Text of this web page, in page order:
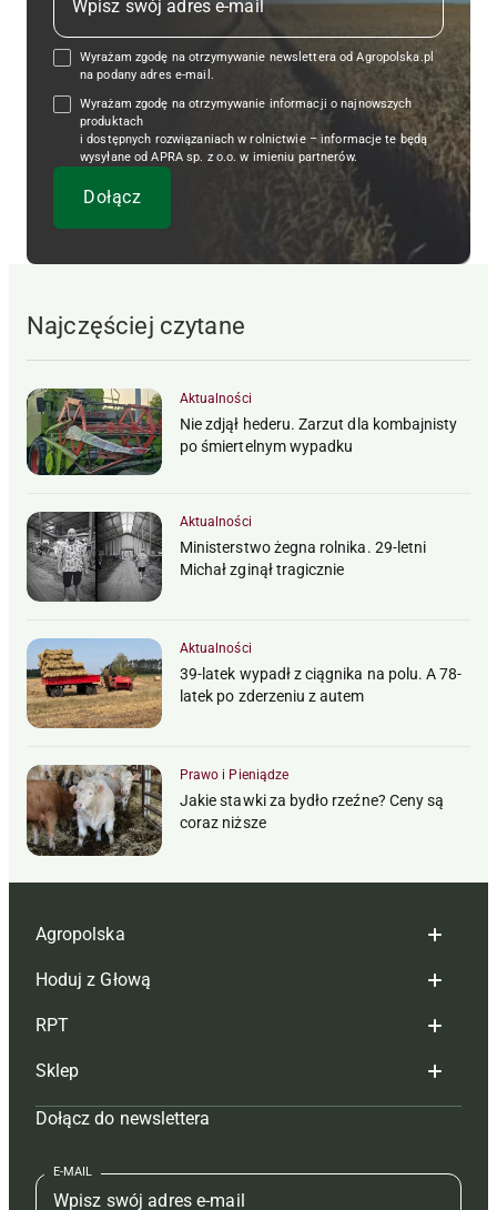
Wyrażam zgodę na otrzymywanie newslettera od Agropolska.pl
na podany adres e-mail.
Wyrażam zgodę na otrzymywanie informacji o najnowszych
produktach
i dostępnych rozwiązaniach w rolnictwie – informacje te będą
wysyłane od APRA sp. z o.o. w imieniu partnerów.
Najczęściej czytane
Aktualności
Nie zdjął hederu. Zarzut dla kombajnisty
po śmiertelnym wypadku
Aktualności
Ministerstwo żegna rolnika. 29-letni
Michał zginął tragicznie
Aktualności
39-latek wypadł z ciągnika na polu. A 78-
latek po zderzeniu z autem
Prawo i Pieniądze
Jakie stawki za bydło rzeźne? Ceny są
coraz niższe
Agropolska
Redakcja
Reklama
Tagi
Mapa serwisu
Kontakt
Hoduj z Głową
Hoduj z głową bydło
Hoduj z głową świnie
Prenumerata
Redakcja
RPT
Redakcja
Prenumerata
Reklama
Sklep
Czasopisma i prenumerata
Książki
Dołącz do newslettera
E-MAIL